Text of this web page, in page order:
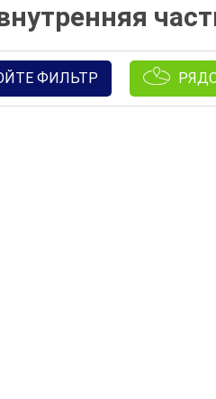
ФИЛЬТР